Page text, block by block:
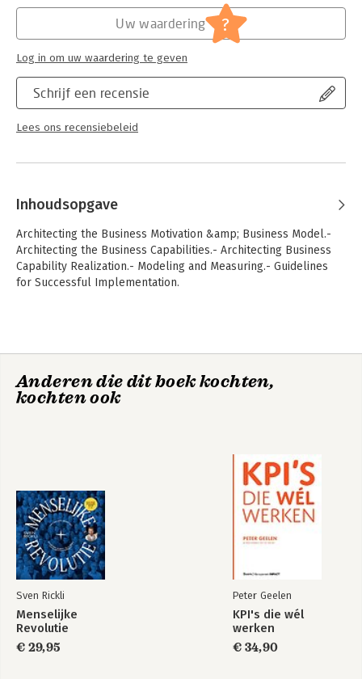
Schrijf een recensie
Lees ons recensiebeleid
Uw waardering ?
Log in om uw waardering te geven
Inhoudsopgave
Architecting the Business Motivation &amp; Business Model.-
Architecting the Business Capabilities.- Architecting Business
Capability Realization.- Modeling and Measuring.- Guidelines
for Successful Implementation.
Anderen die dit boek kochten,
kochten ook
Sven Rickli
Menselijke
Revolutie
€ 29,95
Peter Geelen
KPI's die wél
werken
€ 34,90